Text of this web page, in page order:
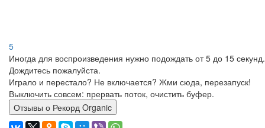
5
Иногда для воспроизведения нужно подождать от 5 до 15 секунд.
Дождитесь пожалуйста.
Играло и перестало? Не включается? Жми сюда, перезапуск!
Выключить совсем: прервать поток, очистить буфер.
Отзывы о Рекорд Organic